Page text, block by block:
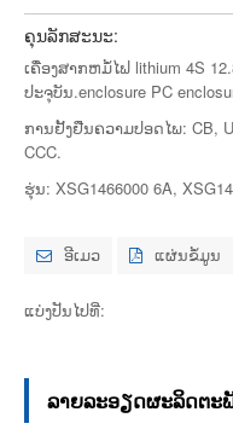
ຄຸນ​ລັກ​ສະ​ນະ:
ເຄື່ອງສາກຫມໍ້ໄຟ lithium 4S
ປະຈຸບັນ.enclosure PC
ການຢັ້ງຢືນຄວາມປອດໄພ: CB,
CCC.
ຮຸ່ນ: XSG1466000 6A,
ອີເມວ ແຜ່ນຂໍ້ມູນ
ແບ່ງປັນໄປທີ່:
ລາຍລະອຽດຜະລິດຕະ